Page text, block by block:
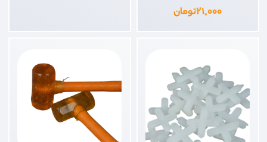
۲۱,۰۰۰تومان